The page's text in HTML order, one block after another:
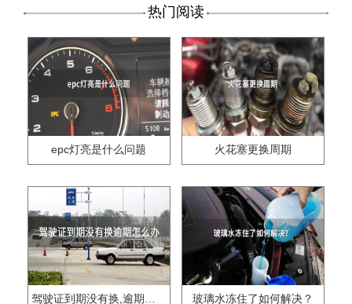
热门阅读
epc灯亮是什么问题 火花塞更换周期
驾驶证到期没有换,逾期怎么办?? 玻璃水冻住了如何解决？